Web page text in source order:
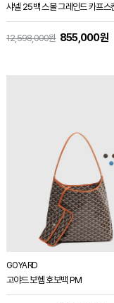
12,598,000원 855,000원
GOYARD
고야드 보헴 호보백 PM